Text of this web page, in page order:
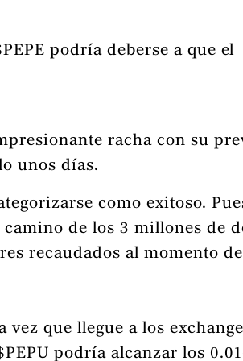
podría deberse a que el
racha con su
unos días.
como exitoso.
de los 3 millones de
recaudados al momento de
que llegue a los
podría alcanzar los